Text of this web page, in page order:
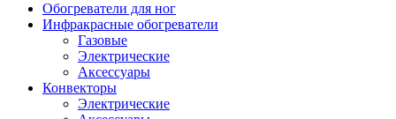
Обогреватели для ног
Инфракрасные обогреватели
Газовые
Электрические
Аксессуары
Конвекторы
Электрические